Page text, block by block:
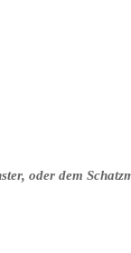
oder dem